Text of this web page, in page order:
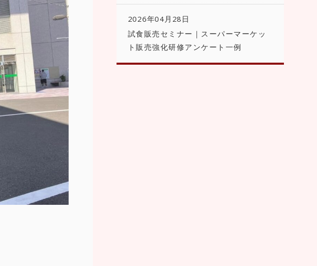
2026年04月28日
試食販売セミナー｜スーパーマーケッ
ト販売強化研修アンケート一例